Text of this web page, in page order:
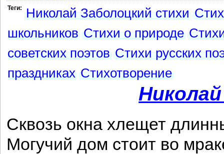
Теги: Николай Заболоцкий стихи
школьников Стихи о природе
советских поэтов Стихи русских
праздниках Стихотворение
Сквозь окна хлещет
Могучий дом стоит во